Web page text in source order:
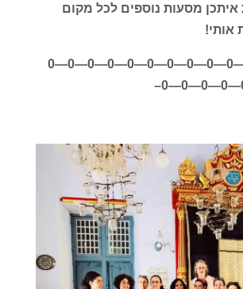
מסעות נוספים לכל מקום
אותי!
–0—0—0—0—0—0—0—0—0—0—0—0—0—0